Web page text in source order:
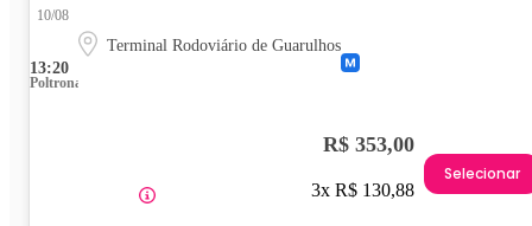
13:20
10/08
Terminal Rodoviário de Guarulhos
Poltrona
R$ 353,00
3x R$ 130,88
Selecionar